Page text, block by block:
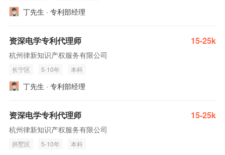
丁先生 · 专利部经理
资深电学专利代理师 15-25k
杭州律新知识产权服务有限公司
长宁区 5-10年 本科
丁先生 · 专利部经理
资深电学专利代理师 15-25k
杭州律新知识产权服务有限公司
拱墅区 5-10年 本科